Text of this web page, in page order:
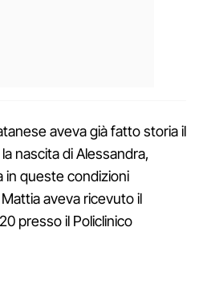
aveva già fatto storia il
nascita di Alessandra,
in queste condizioni
aveva ricevuto il
presso il Policlinico